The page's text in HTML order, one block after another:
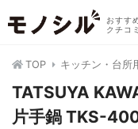
おすす
クチコ
TOP キッチン・台所
TATSUYA
片手鍋 TKS-